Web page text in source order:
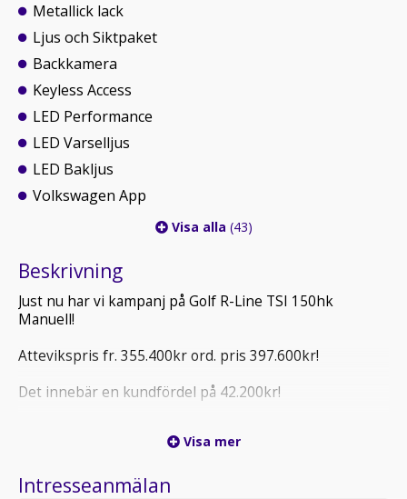
Metallick lack
Ljus och Siktpaket
Backkamera
Keyless Access
LED Performance
LED Varselljus
LED Bakljus
Volkswagen App
Visa alla (43)
Beskrivning
Just nu har vi kampanj på Golf R-Line TSI 150hk
Manuell!
Attevikspris fr. 355.400kr ord. pris 397.600kr!
Det innebär en kundfördel på 42.200kr!
Varmt välkommen till Atteviks Nässjö!
Visa mer
Intresseanmälan